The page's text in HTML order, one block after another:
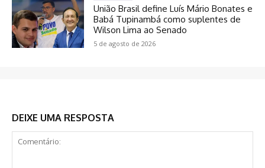
União Brasil define Luís Mário Bonates e
Babá Tupinambá como suplentes de
Wilson Lima ao Senado
5 de agosto de 2026
DEIXE UMA RESPOSTA